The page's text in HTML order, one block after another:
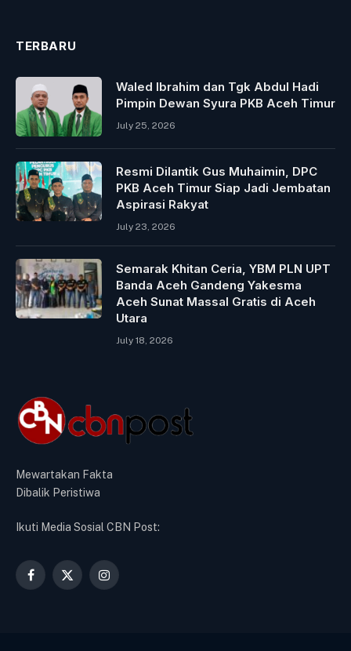
TERBARU
Waled Ibrahim dan Tgk Abdul Hadi
Pimpin Dewan Syura PKB Aceh Timur
July 25, 2026
Resmi Dilantik Gus Muhaimin, DPC
PKB Aceh Timur Siap Jadi Jembatan
Aspirasi Rakyat
July 23, 2026
Semarak Khitan Ceria, YBM PLN UPT
Banda Aceh Gandeng Yakesma
Aceh Sunat Massal Gratis di Aceh
Utara
July 18, 2026
Mewartakan Fakta
Dibalik Peristiwa
Ikuti Media Sosial CBN Post:
Facebook
X
Instagram